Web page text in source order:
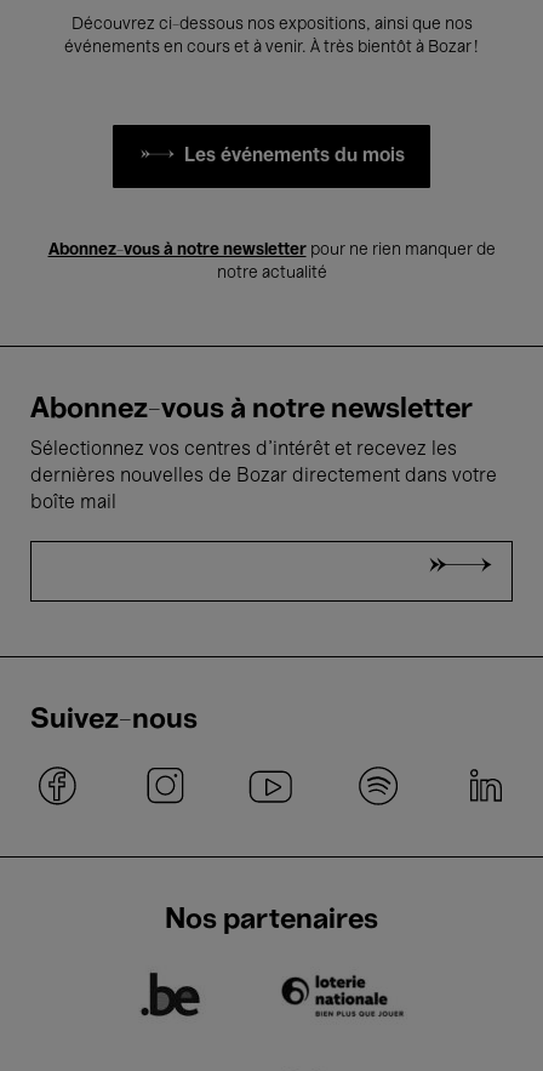
Découvrez ci-dessous nos expositions, ainsi que nos
événements en cours et à venir. À très bientôt à Bozar !
Les événements du mois
Abonnez-vous à notre newsletterpour ne rien manquer de
notre actualité
Abonnez-vous à notre newsletter
Sélectionnez vos centres d'intérêt et recevez les
dernières nouvelles de Bozar directement dans votre
boîte mail
Suivez-nous
Nos partenaires